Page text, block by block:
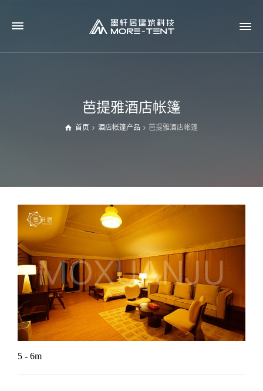
芭提雅酒店帐篷
首页 酒店帐篷产品 芭提雅酒店帐篷
5 - 6m